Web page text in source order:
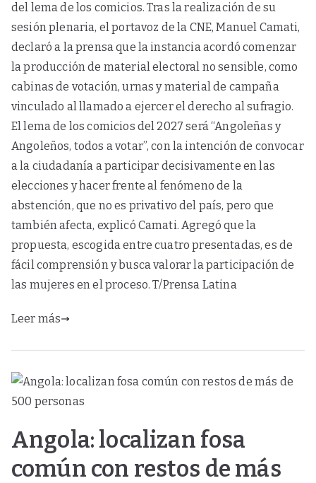
del lema de los comicios. Tras la realización de su
sesión plenaria, el portavoz de la CNE, Manuel Camati,
declaró a la prensa que la instancia acordó comenzar
la producción de material electoral no sensible, como
cabinas de votación, urnas y material de campaña
vinculado al llamado a ejercer el derecho al sufragio.
El lema de los comicios del 2027 será “Angoleñas y
Angoleños, todos a votar”, con la intención de convocar
a la ciudadanía a participar decisivamente en las
elecciones y hacer frente al fenómeno de la
abstención, que no es privativo del país, pero que
también afecta, explicó Camati. Agregó que la
propuesta, escogida entre cuatro presentadas, es de
fácil comprensión y busca valorar la participación de
las mujeres en el proceso. T/Prensa Latina
Leer más
Angola: localizan fosa
común con restos de más